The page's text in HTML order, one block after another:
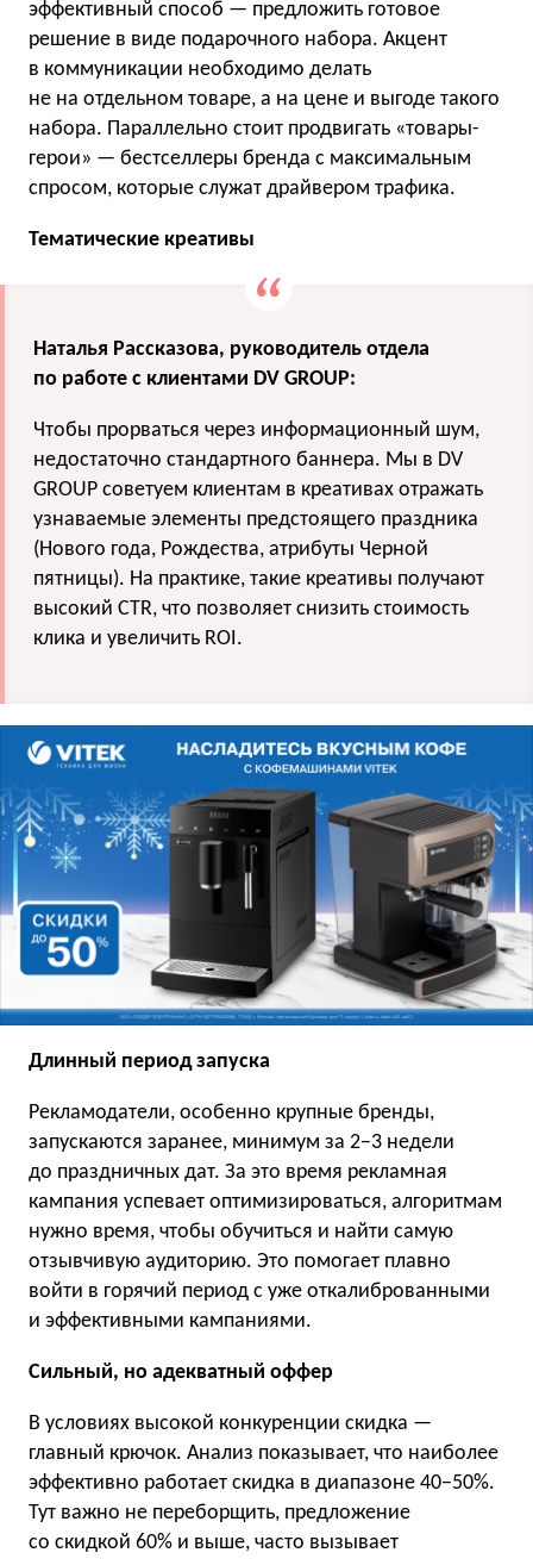
эффективный способ — предложить готовое
решение в виде подарочного набора. Акцент
в коммуникации необходимо делать
не на отдельном товаре, а на цене и выгоде такого
набора. Параллельно стоит продвигать «товары-
герои» — бестселлеры бренда с максимальным
спросом, которые служат драйвером трафика.
Тематические креативы
Наталья Рассказова, руководитель отдела
по работе с клиентами DV GROUP:
Чтобы прорваться через информационный шум,
недостаточно стандартного баннера. Мы в DV
GROUP советуем клиентам в креативах отражать
узнаваемые элементы предстоящего праздника
(Нового года, Рождества, атрибуты Черной
пятницы). На практике, такие креативы получают
высокий CTR, что позволяет снизить стоимость
клика и увеличить ROI.
Длинный период запуска
Рекламодатели, особенно крупные бренды,
запускаются заранее, минимум за 2−3 недели
до праздничных дат. За это время рекламная
кампания успевает оптимизироваться, алгоритмам
нужно время, чтобы обучиться и найти самую
отзывчивую аудиторию. Это помогает плавно
войти в горячий период с уже откалиброванными
и эффективными кампаниями.
Сильный, но адекватный оффер
В условиях высокой конкуренции скидка —
главный крючок. Анализ показывает, что наиболее
эффективно работает скидка в диапазоне 40−50%.
Тут важно не переборщить, предложение
со скидкой 60% и выше, часто вызывает